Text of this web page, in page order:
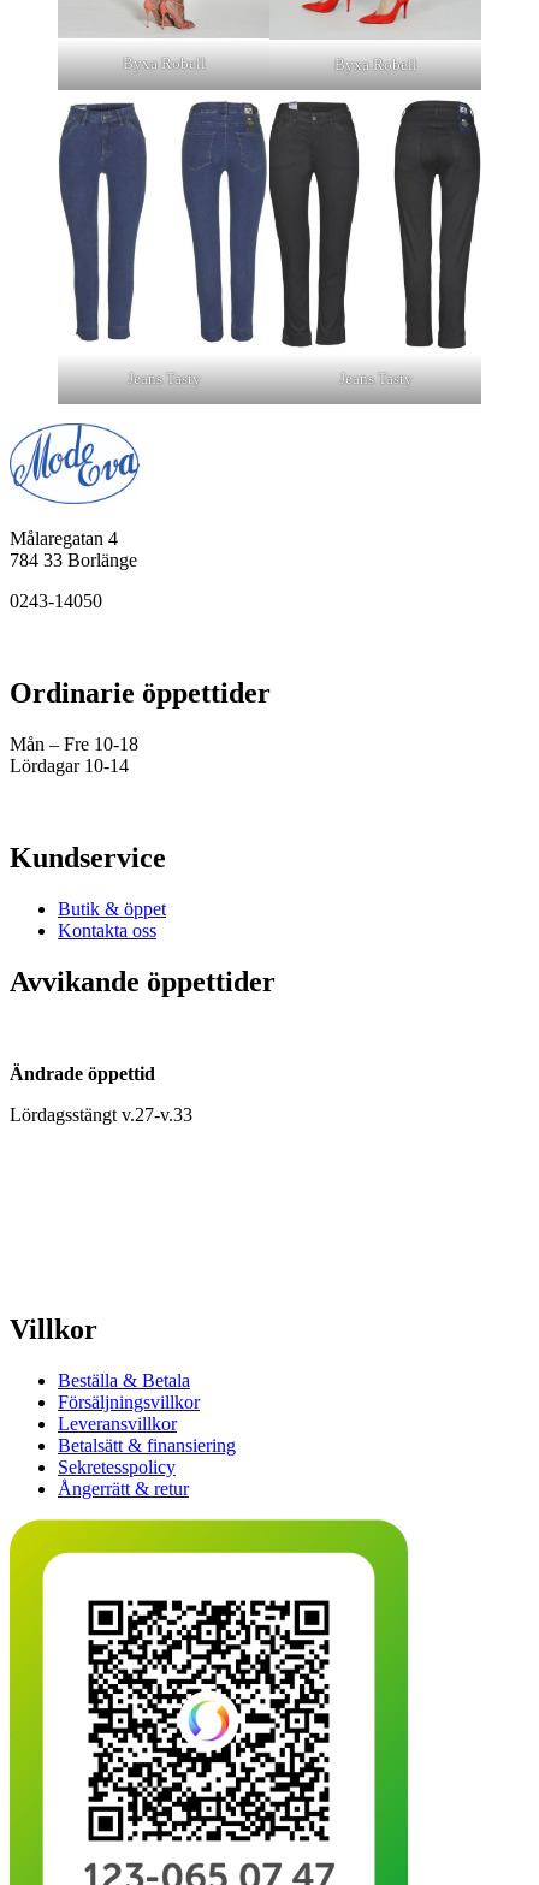
Byxa Robell Byxa Robell
Jeans Tasty Jeans Tasty
Målaregatan 4
784 33 Borlänge
0243-14050
Ordinarie öppettider
Mån – Fre 10-18
Lördagar 10-14
Kundservice
Butik & öppet
Kontakta oss
Avvikande öppettider
Ändrade öppettid
Lördagsstängt v.27-v.33
Villkor
Beställa & Betala
Försäljningsvillkor
Leveransvillkor
Betalsätt & finansiering
Sekretesspolicy
Ångerrätt & retur